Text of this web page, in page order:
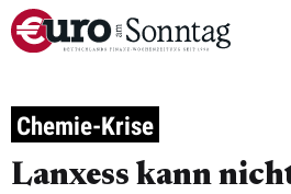
Chemie-Krise
Lanxess kann